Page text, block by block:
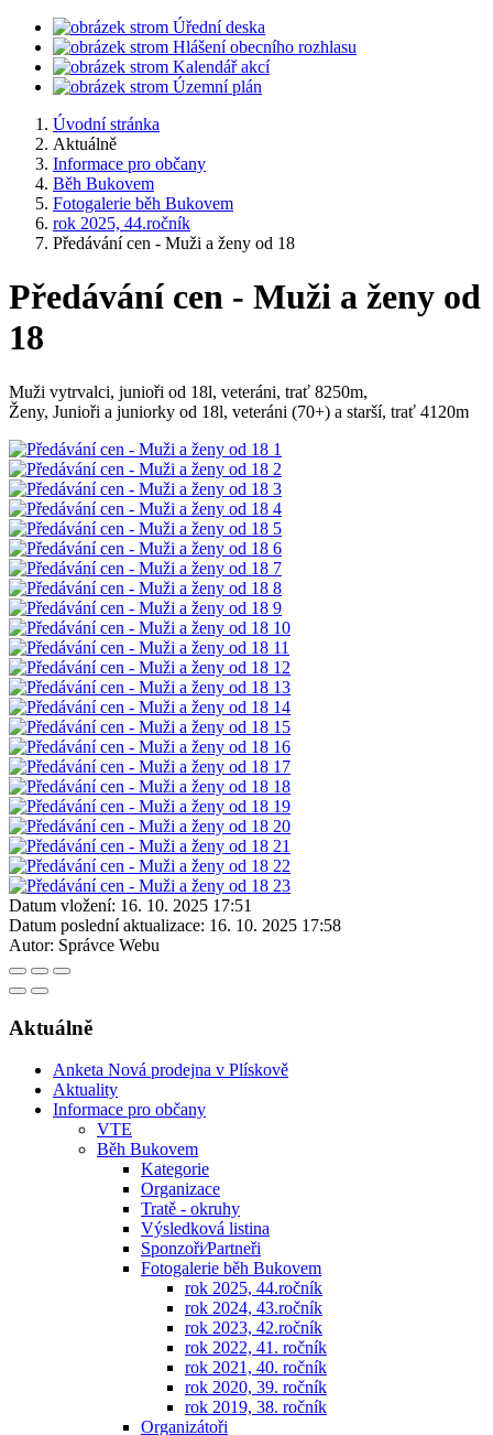
Úřední deska
Hlášení obecního rozhlasu
Kalendář akcí
Územní plán
Úvodní stránka
Aktuálně
Informace pro občany
Běh Bukovem
Fotogalerie běh Bukovem
rok 2025, 44.ročník
Předávání cen - Muži a ženy od 18
Předávání cen - Muži a ženy od
18
Muži vytrvalci, junioři od 18l, veteráni, trať 8250m,
Ženy, Junioři a juniorky od 18l, veteráni (70+) a starší, trať 4120m
Datum vložení: 16. 10. 2025 17:51
Datum poslední aktualizace: 16. 10. 2025 17:58
Autor: Správce Webu
Aktuálně
Anketa Nová prodejna v Plískově
Aktuality
Informace pro občany
VTE
Běh Bukovem
Kategorie
Organizace
Tratě - okruhy
Výsledková listina
Sponzoři⁄Partneři
Fotogalerie běh Bukovem
rok 2025, 44.ročník
rok 2024, 43.ročník
rok 2023, 42.ročník
rok 2022, 41. ročník
rok 2021, 40. ročník
rok 2020, 39. ročník
rok 2019, 38. ročník
Organizátoři